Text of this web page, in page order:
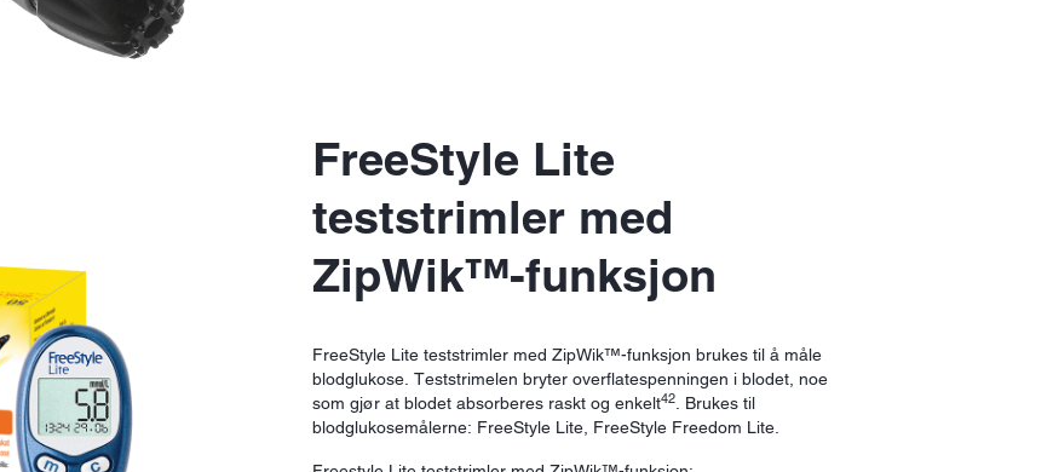
FreeStyle Lite
teststrimler med
ZipWik™-funksjon
FreeStyle Lite teststrimler med ZipWik™-funksjon brukes til å måle
blodglukose. Teststrimelen bryter overflatespenningen i blodet, noe
som gjør at blodet absorberes raskt og enkelt42. Brukes til
blodglukosemålerne: FreeStyle Lite, FreeStyle Freedom Lite.